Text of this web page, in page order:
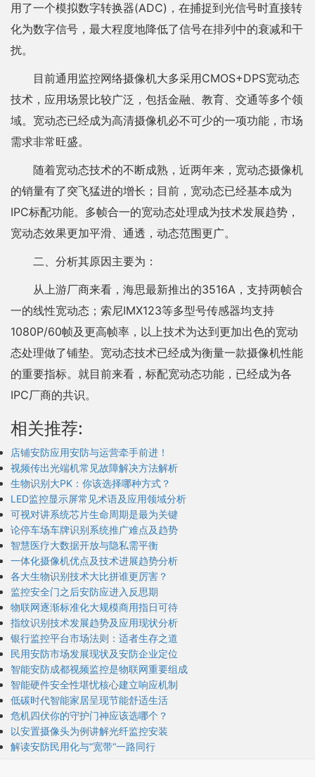
用了一个模拟数字转换器(ADC)，在捕捉到光信号时直接转
化为数字信号，最大程度地降低了信号在排列中的衰减和干
扰。
目前通用监控网络摄像机大多采用CMOS+DPS宽动态
技术，应用场景比较广泛，包括金融、教育、交通等多个领
域。宽动态已经成为高清摄像机必不可少的一项功能，市场
需求非常旺盛。
随着宽动态技术的不断成熟，近两年来，宽动态摄像机
的销量有了突飞猛进的增长；目前，宽动态已经基本成为
IPC标配功能。多帧合一的宽动态处理成为技术发展趋势，
宽动态效果更加平滑、通透，动态范围更广。
二、分析其原因主要为：
从上游厂商来看，海思最新推出的3516A，支持两帧合
一的线性宽动态；索尼IMX123等多型号传感器均支持
1080P/60帧及更高帧率，以上技术为达到更加出色的宽动
态处理做了铺垫。宽动态技术已经成为衡量一款摄像机性能
的重要指标。就目前来看，标配宽动态功能，已经成为各
IPC厂商的共识。
相关推荐:
店铺安防应用安防与运营牵手前进！
视频传出光端机常见故障解决方法解析
生物识别大PK：你该选择哪种方式？
LED监控显示屏常见术语及应用领域分析
可视对讲系统芯片生命周期是最为关键
论停车场车牌识别系统推广难点及趋势
智慧医疗大数据开放与隐私需平衡
一体化摄像机优点及技术进展趋势分析
各大生物识别技术大比拼谁更厉害？
监控安全门之后安防应进入反思期
物联网逐渐标准化大规模商用指日可待
指纹识别技术发展趋势及应用现状分析
银行监控平台市场法则：适者生存之道
民用安防市场发展现状及安防企业定位
智能安防成都视频监控是物联网重要组成
智能硬件安全性堪忧核心建立响应机制
低碳时代智能家居呈现节能舒适生活
危机四伏你的守护门神应该选哪个？
以安置摄像头为例讲解光纤监控安装
解读安防民用化与“宽带“一路同行